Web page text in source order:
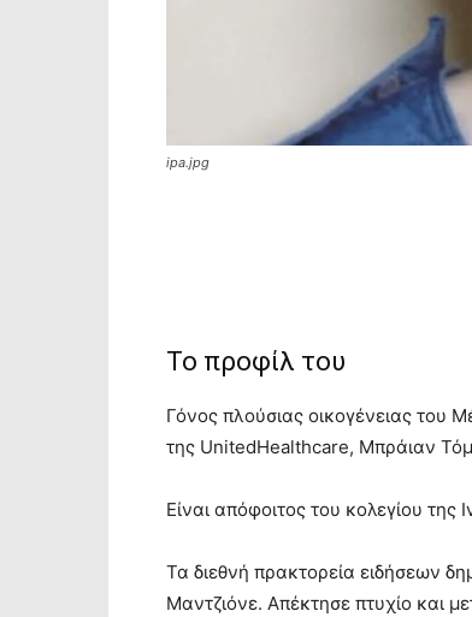
ipa.jpg
Το προφίλ του
Γόνος πλούσιας οικογένειας του
της UnitedHealthcare, Μπράιαν
Είναι απόφοιτος του κολεγίου της
Τα διεθνή πρακτορεία ειδήσεων
Μαντζιόνε. Απέκτησε πτυχίο και